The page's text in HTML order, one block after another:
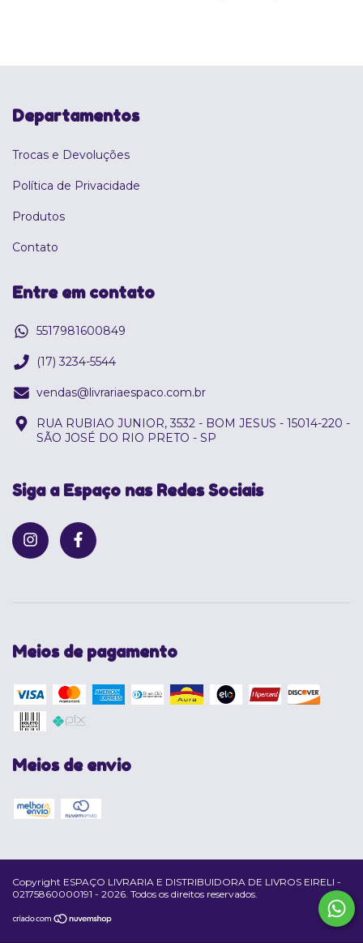
Departamentos
Trocas e Devoluções
Política de Privacidade
Produtos
Contato
Entre em contato
5517981600849
(17) 3234-5544
vendas@livrariaespaco.com.br
RUA RUBIAO JUNIOR, 3532 - BOM JESUS - 15014-220 -
SÃO JOSÉ DO RIO PRETO - SP
Siga a Espaço nas Redes Sociais
Meios de pagamento
Meios de envio
Copyright ESPAÇO LIVRARIA E DISTRIBUIDORA DE LIVROS EIRELI -
02175860000191 - 2026. Todos os direitos reservados.